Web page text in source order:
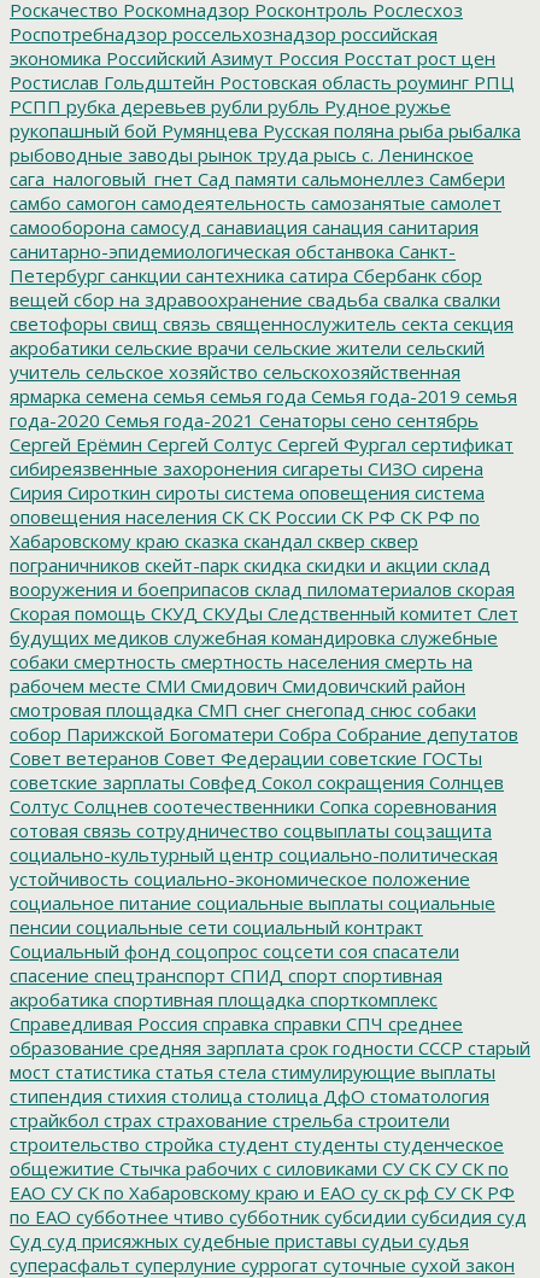
Роскачество Роскомнадзор Росконтроль Рослесхоз
Роспотребнадзор россельхознадзор российская
экономика Российский Азимут Россия Росстат рост цен
Ростислав Гольдштейн Ростовская область роуминг РПЦ
РСПП рубка деревьев рубли рубль Рудное ружье
рукопашный бой Румянцева Русская поляна рыба рыбалка
рыбоводные заводы рынок труда рысь с. Ленинское
сага_налоговый_гнет Сад памяти сальмонеллез Самбери
самбо самогон самодеятельность самозанятые самолет
самооборона самосуд санавиация санация санитария
санитарно-эпидемиологическая обстанвока Санкт-
Петербург санкции сантехника сатира Сбербанк сбор
вещей сбор на здравоохранение свадьба свалка свалки
светофоры свищ связь священнослужитель секта секция
акробатики сельские врачи сельские жители сельский
учитель сельское хозяйство сельскохозяйственная
ярмарка семена семья семья года Семья года-2019 семья
года-2020 Семья года-2021 Сенаторы сено сентябрь
Сергей Ерёмин Сергей Солтус Сергей Фургал сертификат
сибиреязвенные захоронения сигареты СИЗО сирена
Сирия Сироткин сироты система оповещения система
оповещения населения СК СК России СК РФ СК РФ по
Хабаровскому краю сказка скандал сквер сквер
пограничников скейт-парк скидка скидки и акции склад
вооружения и боеприпасов склад пиломатериалов скорая
Скорая помощь СКУД СКУДы Следственный комитет Слет
будущих медиков служебная командировка служебные
собаки смертность смертность населения смерть на
рабочем месте СМИ Смидович Смидовичский район
смотровая площадка СМП снег снегопад снюс собаки
собор Парижской Богоматери Собра Собрание депутатов
Совет ветеранов Совет Федерации советские ГОСТы
советские зарплаты Совфед Сокол сокращения Солнцев
Солтус Солцнев соотечественники Сопка соревнования
сотовая связь сотрудничество соцвыплаты соцзащита
социально-культурный центр социально-политическая
устойчивость социально-экономическое положение
социальное питание социальные выплаты социальные
пенсии социальные сети социальный контракт
Социальный фонд соцопрос соцсети соя спасатели
спасение спецтранспорт СПИД спорт спортивная
акробатика спортивная площадка спорткомплекс
Справедливая Россия справка справки СПЧ среднее
образование средняя зарплата срок годности СССР старый
мост статистика статья стела стимулирующие выплаты
стипендия стихия столица столица ДфО стоматология
страйкбол страх страхование стрельба строители
строительство стройка студент студенты студенческое
общежитие Стычка рабочих с силовиками СУ СК СУ СК по
ЕАО СУ СК по Хабаровскому краю и ЕАО су ск рф СУ СК РФ
по ЕАО субботнее чтиво субботник субсидии субсидия суд
Суд суд присяжных судебные приставы судьи судья
суперасфальт суперлуние суррогат суточные сухой закон